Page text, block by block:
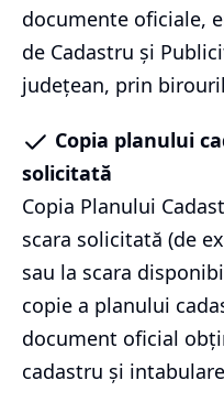
documente oficiale,
de Cadastru și
județean, prin
Copia planului
solicitată
Copia Planului
scara solicitată (de
sau la scara
copie a planului
document oficial
cadastru și